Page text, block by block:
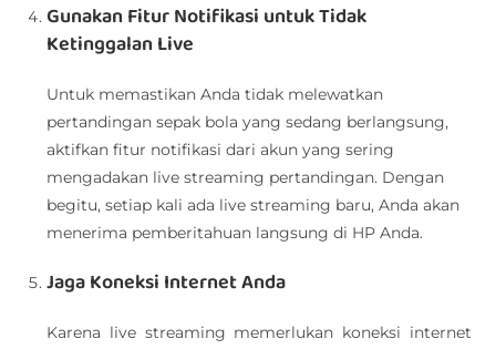
Gunakan Fitur Notifikasi untuk Tidak
Ketinggalan Live
Untuk memastikan Anda tidak melewatkan
pertandingan sepak bola yang sedang berlangsung,
aktifkan fitur notifikasi dari akun yang sering
mengadakan live streaming pertandingan. Dengan
begitu, setiap kali ada live streaming baru, Anda akan
menerima pemberitahuan langsung di HP Anda.
Jaga Koneksi Internet Anda
Karena live streaming memerlukan koneksi internet